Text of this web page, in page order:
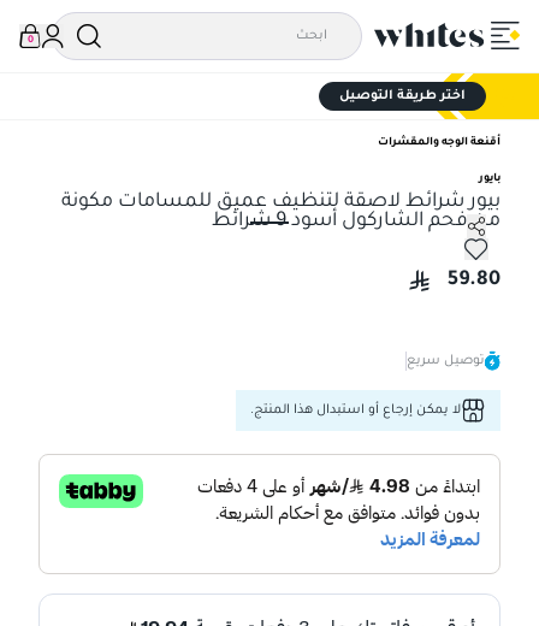
0
اختر طريقة التوصيل
أقنعة الوجه والمقشرات
بايور
بيور شرائط لاصقة لتنظيف عميق للمسامات مكونة
من فحم الشاركول أسود 9 شرائط
بيور شرائط لاصقة لتنظيف عميق للمسامات مكونة من فحم الشاركول
59.80
توصيل سريع
لا يمكن إرجاع أو استبدال هذا المنتج.